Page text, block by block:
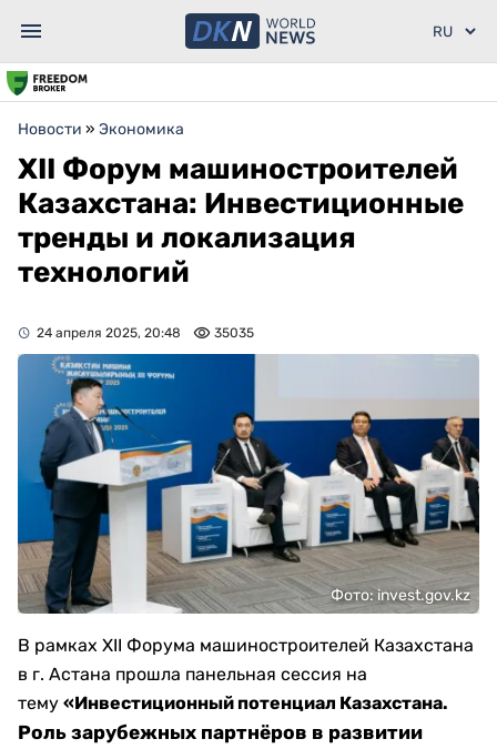
Новости » Экономика
XII Форум машиностроителей
Казахстана: Инвестиционные
тренды и локализация
технологий
24 апреля 2025, 20:48 35035
Фото: invest.gov.kz
В рамках XII Форума машиностроителей Казахстана
в г. Астана прошла панельная сессия на
тему «Инвестиционный потенциал Казахстана.
Роль зарубежных партнёров в развитии